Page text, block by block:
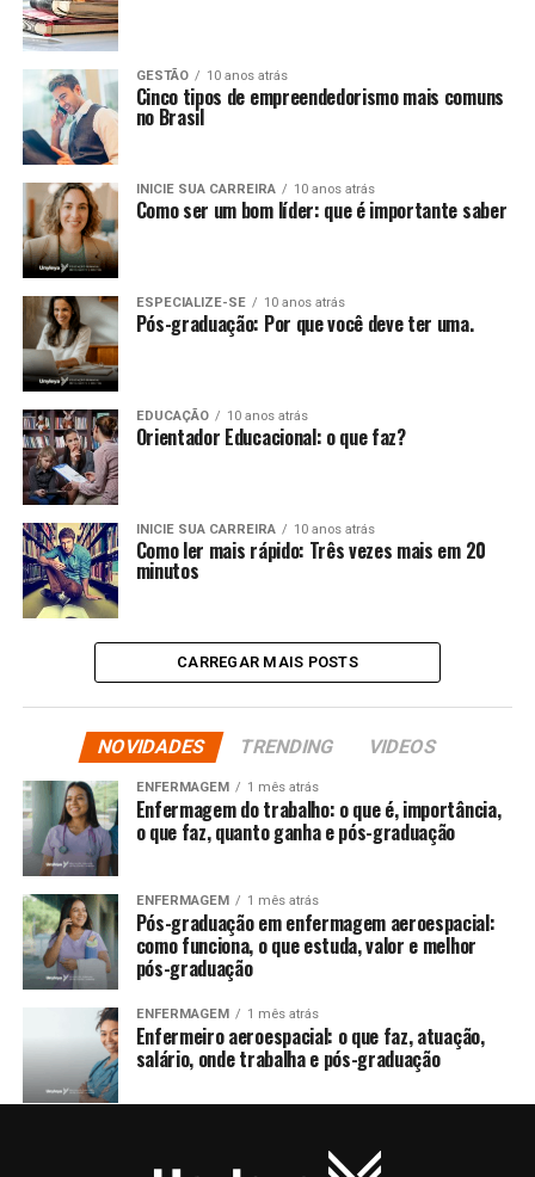
GESTÃO 10 anos atrás
Cinco tipos de empreendedorismo mais comuns
no Brasil
INICIE SUA CARREIRA 10 anos atrás
Como ser um bom líder: que é importante saber
ESPECIALIZE-SE 10 anos atrás
Pós-graduação: Por que você deve ter uma.
EDUCAÇÃO 10 anos atrás
Orientador Educacional: o que faz?
INICIE SUA CARREIRA 10 anos atrás
Como ler mais rápido: Três vezes mais em 20
minutos
CARREGAR MAIS POSTS
NOVIDADES TRENDING VIDEOS
ENFERMAGEM 1 mês atrás
Enfermagem do trabalho: o que é, importância,
o que faz, quanto ganha e pós-graduação
ENFERMAGEM 1 mês atrás
Pós-graduação em enfermagem aeroespacial:
como funciona, o que estuda, valor e melhor
pós-graduação
ENFERMAGEM 1 mês atrás
Enfermeiro aeroespacial: o que faz, atuação,
salário, onde trabalha e pós-graduação